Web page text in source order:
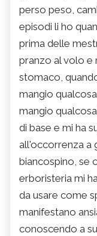
perso peso,
episodi li ho
prima delle
pranzo al volo e
stomaco,
mangio
mangio
di base e mi ha
all'occorrenza a
biancospino, se
erboristeria mi
da usare come
manifestano
conoscendo a